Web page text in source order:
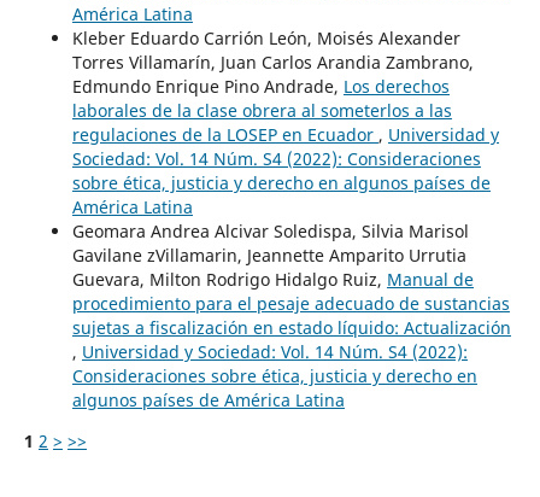
América Latina
Kleber Eduardo Carrión León, Moisés Alexander
Torres Villamarín, Juan Carlos Arandia Zambrano,
Edmundo Enrique Pino Andrade, Los derechos
laborales de la clase obrera al someterlos a las
regulaciones de la LOSEP en Ecuador , Universidad y
Sociedad: Vol. 14 Núm. S4 (2022): Consideraciones
sobre ética, justicia y derecho en algunos países de
América Latina
Geomara Andrea Alcivar Soledispa, Silvia Marisol
Gavilane zVillamarin, Jeannette Amparito Urrutia
Guevara, Milton Rodrigo Hidalgo Ruiz, Manual de
procedimiento para el pesaje adecuado de sustancias
sujetas a fiscalización en estado líquido: Actualización
, Universidad y Sociedad: Vol. 14 Núm. S4 (2022):
Consideraciones sobre ética, justicia y derecho en
algunos países de América Latina
1 2 > >>